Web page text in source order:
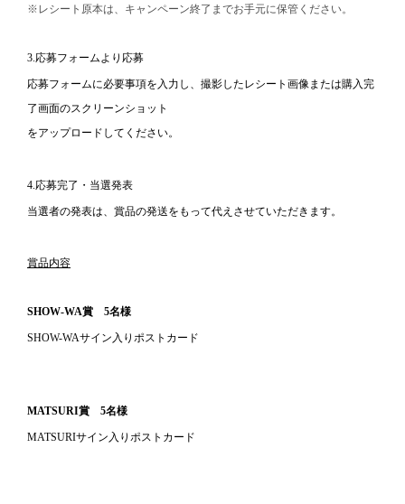
※レシート原本は、キャンペーン終了までお手元に保管ください。
3.応募フォームより応募
応募フォームに必要事項を入力し、撮影したレシート画像または購入完
了画面のスクリーンショット
をアップロードしてください。
4.応募完了・当選発表
当選者の発表は、賞品の発送をもって代えさせていただきます。
賞品内容
SHOW-WA賞 5名様
SHOW-WAサイン入りポストカード
MATSURI賞 5名様
MATSURIサイン入りポストカード